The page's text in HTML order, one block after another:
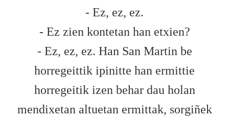
- Ez, ez, ez.
- Ez zien kontetan han etxien?
- Ez, ez, ez. Han San Martin be
horregeittik ipinitte han ermittie
horregeitik izen behar dau holan
mendixetan altuetan ermittak, sorgiñek